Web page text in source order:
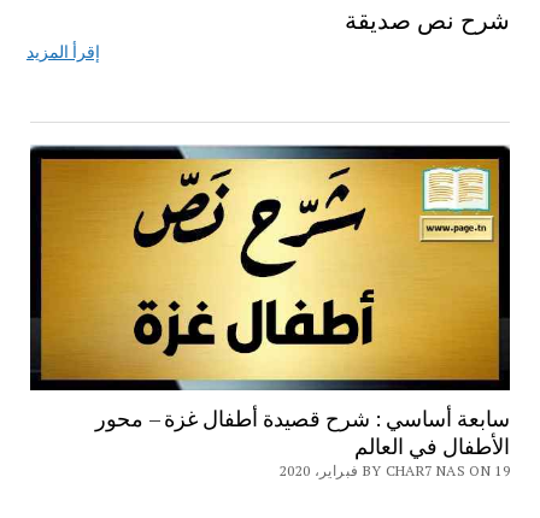
شرح نص صديقة
إقرأ المزيد
سابعة أساسي : شرح قصيدة أطفال غزة – محور
الأطفال في العالم
BY CHAR7 NAS ON 19 فبراير، 2020